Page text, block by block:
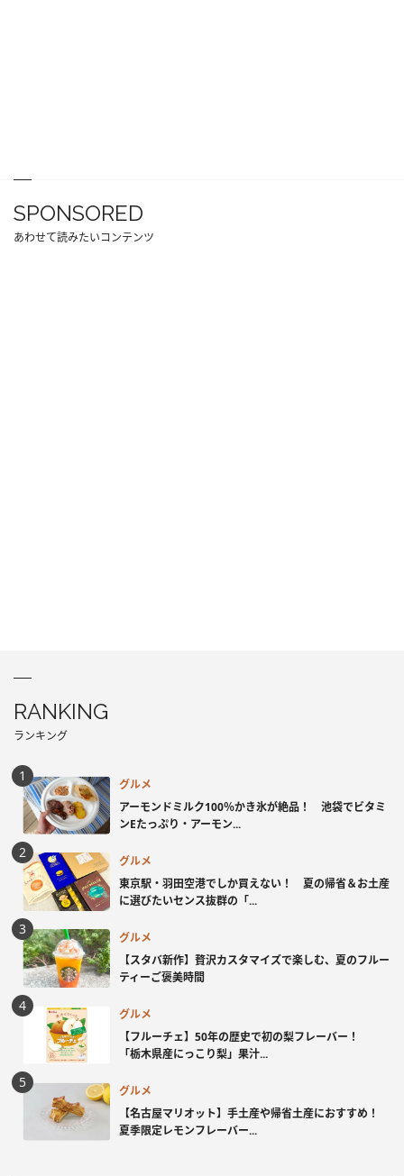
SPONSORED
あわせて読みたいコンテンツ
RANKING
ランキング
グルメ
アーモンドミルク100％かき氷が絶品！ 池袋でビタミ
ンEたっぷり・アーモン...
グルメ
東京駅・羽田空港でしか買えない！ 夏の帰省＆お土産
に選びたいセンス抜群の「...
グルメ
【スタバ新作】贅沢カスタマイズで楽しむ、夏のフルー
ティーご褒美時間
グルメ
【フルーチェ】50年の歴史で初の梨フレーバー！
「栃木県産にっこり梨」果汁...
グルメ
【名古屋マリオット】手土産や帰省土産におすすめ！
夏季限定レモンフレーバー...